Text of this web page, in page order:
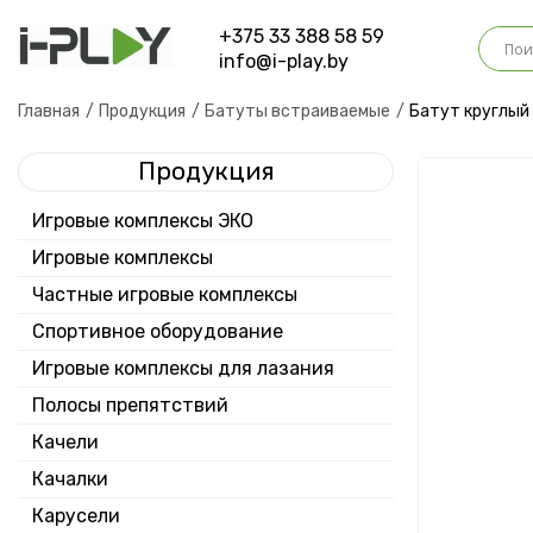
+375 33 388 58 59
info@i-play.by
Главная Продукция Батуты встраиваемые Батут
Продукция
Игровые комплексы ЭКО
Игровые комплексы
Частные игровые комплексы
Спортивное оборудование
Игровые комплексы для лазания
Полосы препятствий
Качели
Качалки
Карусели